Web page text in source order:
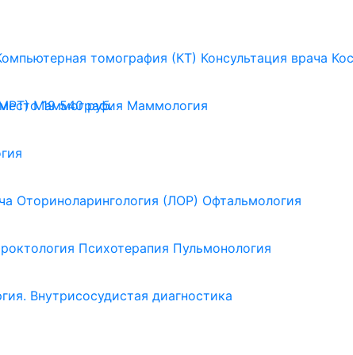
19 540 руб.
томография (КТ) Консультация врача
Маммография Маммология
Оториноларингология (ЛОР) Офтальмология
Психотерапия Пульмонология
Внутрисосудистая диагностика